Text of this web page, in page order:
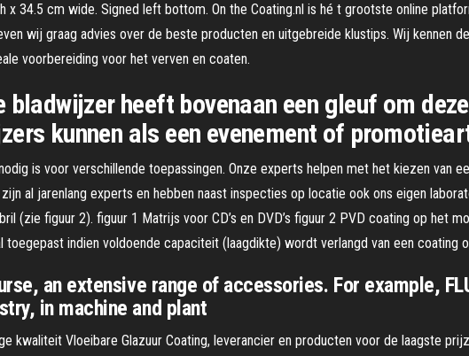
x 34.5 cm wide. Signed left bottom. On the Coating.nl is hé t grootste online
wij graag advies over de beste producten en uitgebreide klustips. Wij kennen
voorbereiding voor het verven en coaten.
heeft bovenaan een gleuf om
kunnen als een evenement of
is voor verschillende toepassingen. Onze experts helpen met het kiezen van
al jarenlang experts en hebben naast inspecties op locatie ook ons eigen
(zie figuur 2). figuur 1 Matrijs voor CD’s en DVD’s figuur 2 PVD coating op het
indien voldoende capaciteit (laagdikte) wordt verlangd van een coating
an extensive range of accessories. For example,
in machine and plant
kwaliteit Vloeibare Glazuur Coating, leverancier en producten voor de laagste